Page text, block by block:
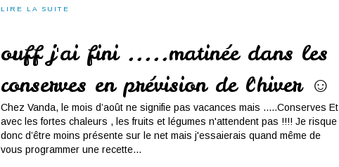
LIRE LA SUITE
ouff j'ai fini .....matinée dans les
conserves en prévision de l'hiver ☺
Chez Vanda, le mois d’août ne signifie pas vacances mais .....Conserves Et
avec les fortes chaleurs , les fruits et légumes n'attendent pas !!!! Je risque
donc d’être moins présente sur le net mais j'essaierais quand même de
vous programmer une recette...